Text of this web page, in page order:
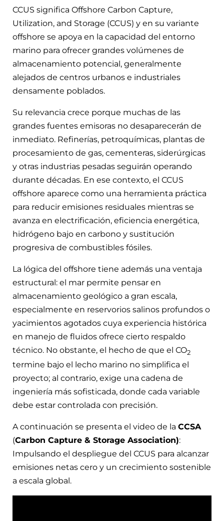
CCUS significa Offshore Carbon Capture,
Utilization, and Storage (CCUS) y en su variante
offshore se apoya en la capacidad del entorno
marino para ofrecer grandes volúmenes de
almacenamiento potencial, generalmente
alejados de centros urbanos e industriales
densamente poblados.
Su relevancia crece porque muchas de las
grandes fuentes emisoras no desaparecerán de
inmediato. Refinerías, petroquímicas, plantas de
procesamiento de gas, cementeras, siderúrgicas
y otras industrias pesadas seguirán operando
durante décadas. En ese contexto, el CCUS
offshore aparece como una herramienta práctica
para reducir emisiones residuales mientras se
avanza en electrificación, eficiencia energética,
hidrógeno bajo en carbono y sustitución
progresiva de combustibles fósiles.
La lógica del offshore tiene además una ventaja
estructural: el mar permite pensar en
almacenamiento geológico a gran escala,
especialmente en reservorios salinos profundos o
yacimientos agotados cuya experiencia histórica
en manejo de fluidos ofrece cierto respaldo
técnico. No obstante, el hecho de que el CO2
termine bajo el lecho marino no simplifica el
proyecto; al contrario, exige una cadena de
ingeniería más sofisticada, donde cada variable
debe estar controlada con precisión.
A continuación se presenta el video de la CCSA
(Carbon Capture & Storage Association):
Impulsando el despliegue del CCUS para alcanzar
emisiones netas cero y un crecimiento sostenible
a escala global.